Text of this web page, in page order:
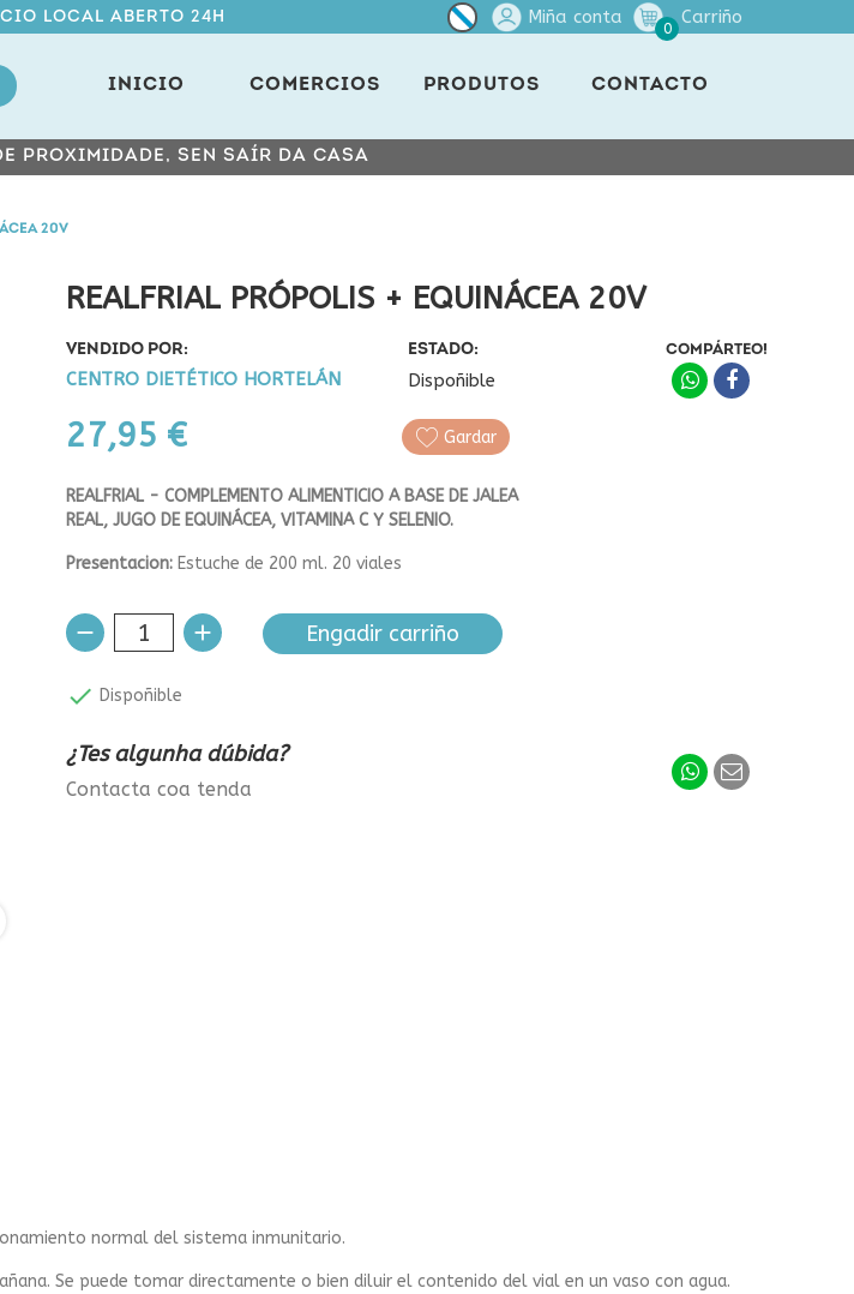
LOCAL ABERTO 24H Miña conta
0
Carriño
INICIO COMERCIOS PRODUTOS CONTACTO
PROXIMIDADE, SEN SAÍR DA CASA
20V
REALFRIAL PRÓPOLIS + EQUINÁCEA 20V
VENDIDO POR:
CENTRO DIETÉTICO HORTELÁN
ESTADO:
Dispoñible
27,95 €
COMPÁRTEO!
Gardar
REALFRIAL - COMPLEMENTO ALIMENTICIO A BASE DE JALEA
REAL, JUGO DE EQUINÁCEA, VITAMINA C Y SELENIO.
Presentacion: Estuche de 200 ml. 20 viales
Engadir carriño
 Dispoñible
¿Tes algunha dúbida?
Contacta coa tenda
normal del sistema inmunitario.
Se puede tomar directamente o bien diluir el contenido del vial en un vaso con agua.